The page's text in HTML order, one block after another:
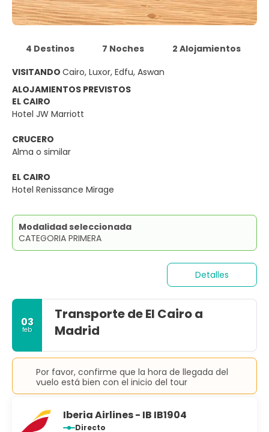
4 Destinos 7 Noches
2 Alojamientos
VISITANDO Cairo, Luxor, Edfu, Aswan
ALOJAMIENTOS PREVISTOS
EL CAIRO
Hotel JW Marriott
CRUCERO
Alma o similar
EL CAIRO
Hotel Renissance Mirage
Modalidad seleccionada
CATEGORIA PRIMERA
Detalles
03
feb
Transporte de El Cairo a
Madrid
Por favor, confirme que la hora de llegada del
vuelo está bien con el inicio del tour
Iberia Airlines - IB IB1904
Directo